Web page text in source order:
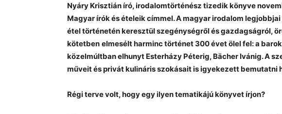
Nyáry Krisztián író, irodalomtörténész tizedik könyve
Magyar írók és ételeik címmel. A magyar irodalom
étel történetén keresztül szegénységről és gazdagságról,
kötetben elmesélt harminc történet 300 évet ölel fel: a
közelmúltban elhunyt Esterházy Péterig, Bächer Ivánig. A
műveit és privát kulináris szokásait is igyekezett bemutatni
Régi terve volt, hogy egy ilyen tematikájú könyvet írjon?